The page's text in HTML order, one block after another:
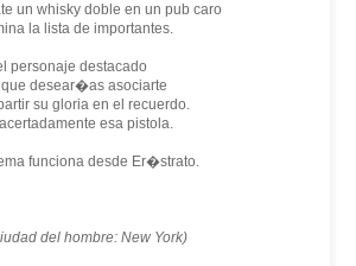
un whisky doble en un pub caro
la lista de importantes.
personaje destacado
desear�as asociarte
su gloria en el recuerdo.
esa pistola.
funciona desde Er�strato.
del hombre: New York)